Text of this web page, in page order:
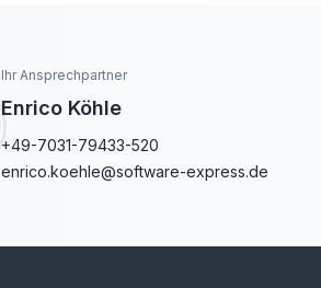
Ihr Ansprechpartner
Enrico Köhle
+49-7031-79433-520
enrico.koehle@software-express.de